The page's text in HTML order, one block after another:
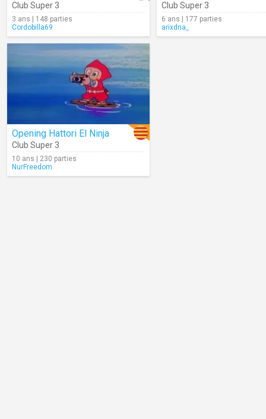
Club Super 3
3 ans | 148 parties
Cordobilla69
Club Super 3
6 ans | 177 parties
arixdna_
Opening Hattori El Ninja
Club Super 3
10 ans | 230 parties
NurFreedom